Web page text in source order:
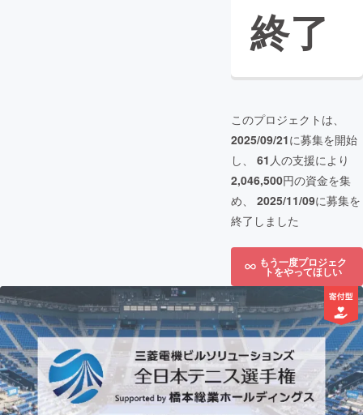
終了
このプロジェクトは、
2025/09/21に募集を開始
し、 61 人の支援により
2,046,500円の資金を集
め、 2025/11/09に募集を
終了しました
もう一度プロジェク
トをやってほしい